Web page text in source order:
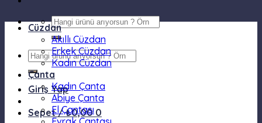
Giriş Yap
Sepet /₺0,00 0
Cüzdan
Akıllı Cüzdan
Erkek Cüzdan
Kadın Cüzdan
Çanta
Kadın Çanta
Abiye Çanta
El Çantası